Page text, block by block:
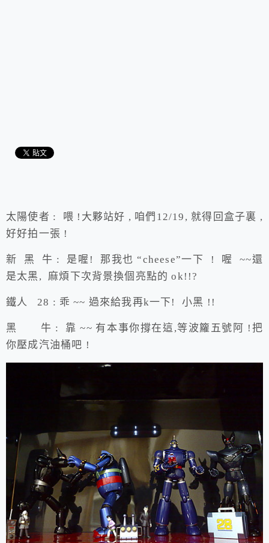
太陽使者 : 喂 !大夥站好 , 咱們12/19, 就得回盒子裏 ,
好好拍一張 !
新 黑 牛 : 是喔! 那我也 “cheese”一下 ! 喔 ~~還
是太黑, 麻煩下次背景換個亮點的 ok!!?
鐵人 28 : 乖 ~~ 過來給我再k一下! 小黑 !!
黑 牛 : 靠 ~~ 有本事你撐在這,等波籮五號阿 !把
你壓成汽油桶吧 !